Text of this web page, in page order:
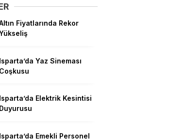
Fiyatlarında Rekor
Isparta’da Yaz Sineması
Coşkusu
Isparta’da Elektrik Kesintisi
Duyurusu
Isparta’da Emekli Personel